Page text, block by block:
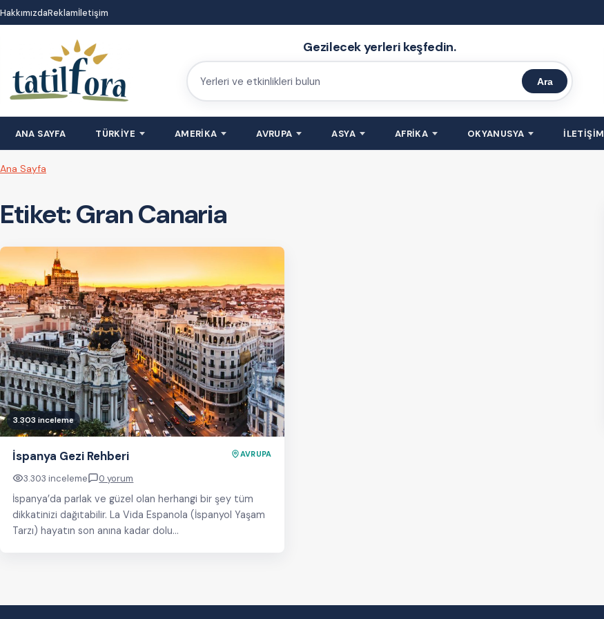
İçeriğe
atla
HakkımızdaReklamİletişim
Gezilecek yerleri keşfedin.
Yerleri
Ara
ANA SAYFA TÜRKİYE AMERİKA AVRUPA ASYA AFRİKA OKYANUSYA İLETİŞİM
Ana Sayfa
Etiket:Gran Canaria
3.303 inceleme
İspanya Gezi Rehberi AVRUPA
3.303 inceleme 0 yorum
İspanya’da parlak ve güzel olan herhangi bir şey tüm
dikkatinizi dağıtabilir. La Vida Espanola (İspanyol Yaşam
Tarzı) hayatın son anına kadar dolu…